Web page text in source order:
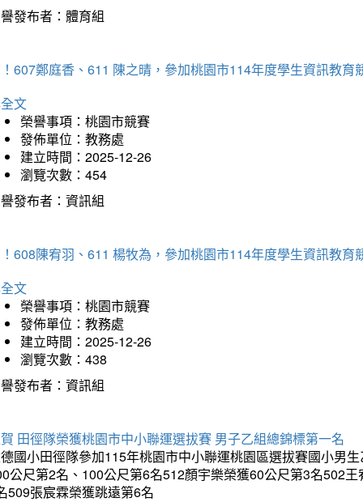
發布者：體育組
607鄭庭香、611 陳之晴，參加桃園市114年度學生資訊教育
文
榮譽事項：桃園市競賽
發佈單位：教務處
建立時間：2025-12-26
瀏覽次數：454
發布者：資訊組
608陳宥羽、611 楊牧為，參加桃園市114年度學生資訊教育
文
榮譽事項：桃園市競賽
發佈單位：教務處
建立時間：2025-12-26
瀏覽次數：438
發布者：資訊組
田徑隊榮獲桃園市中小聯運選拔賽 男子乙組總錦標第一名
國小田徑隊參加115年桃園市中小聯運桃園區選拔賽國小男
公尺第2名、100公尺第6名512顏宇樂榮獲60公尺第3名502
509張宸霖榮獲跳遠第6名